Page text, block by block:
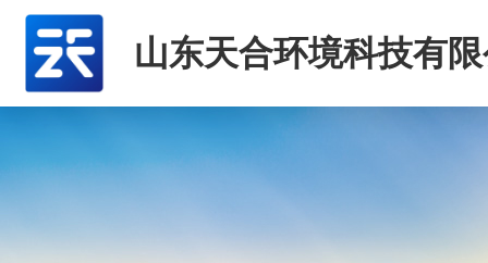
山东天合环境科技有